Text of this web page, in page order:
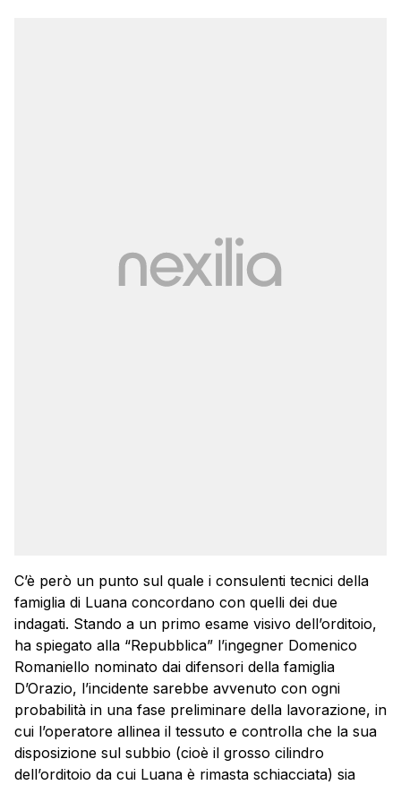
C’è però un punto sul quale i consulenti tecnici della
famiglia di Luana concordano con quelli dei due
indagati. Stando a un primo esame visivo dell’orditoio,
ha spiegato alla “Repubblica” l’ingegner Domenico
Romaniello nominato dai difensori della famiglia
D’Orazio, l’incidente sarebbe avvenuto con ogni
probabilità in una fase preliminare della lavorazione, in
cui l’operatore allinea il tessuto e controlla che la sua
disposizione sul subbio (cioè il grosso cilindro
dell’orditoio da cui Luana è rimasta schiacciata) sia